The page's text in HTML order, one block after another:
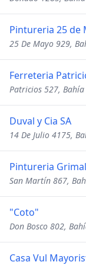
Pintureria 25 de
25 De Mayo 929,
Ferreteria
Patricios 527,
Duval y Cia SA
14 De Julio 4175,
Pintureria
San Martín 867,
"Coto"
Don Bosco 802,
Casa Vul